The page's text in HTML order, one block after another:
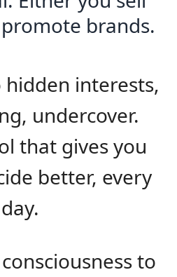
brands.
hidden interests,
undercover.
that gives you
better, every
day.
to